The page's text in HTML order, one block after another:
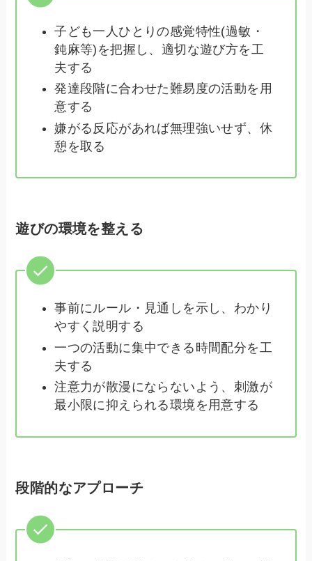
子ども一人ひとりの感覚特性(過敏・
鈍麻等)を把握し、適切な遊び方を工
夫する
発達段階に合わせた難易度の活動を用
意する
嫌がる反応があれば無理強いせず、休
憩を取る
遊びの環境を整える
事前にルール・見通しを示し、わかり
やすく説明する
一つの活動に集中できる時間配分を工
夫する
注意力が散漫にならないよう、刺激が
最小限に抑えられる環境を用意する
段階的なアプローチ